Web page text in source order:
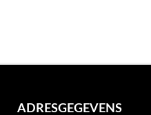
ADRESGEGEVENS